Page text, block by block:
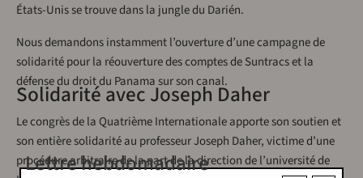
États-Unis se trouve dans la jungle du Darién.
Nous demandons instamment l’ouverture d’une campagne de
solidarité pour la réouverture des comptes de Suntracs et la
défense du droit du Panama sur son canal.
Solidarité avec Joseph Daher
Le congrès de la Quatrième Internationale apporte son soutien et
son entière solidarité au professeur Joseph Daher, victime d’une
procédure arbitraire de la part de la direction de l’université de
Lettre hebdomadaire